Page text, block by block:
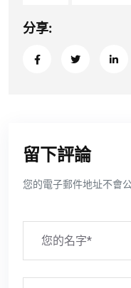
分享:
留下評論
您的電子郵件地址不會